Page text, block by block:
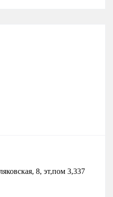
8, эт,пом 3,337